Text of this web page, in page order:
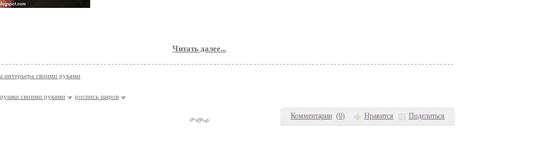
Комментарии (0) Нравится Поделиться
Читать далее...
интерьера своими руками
своими руками роспись шаров